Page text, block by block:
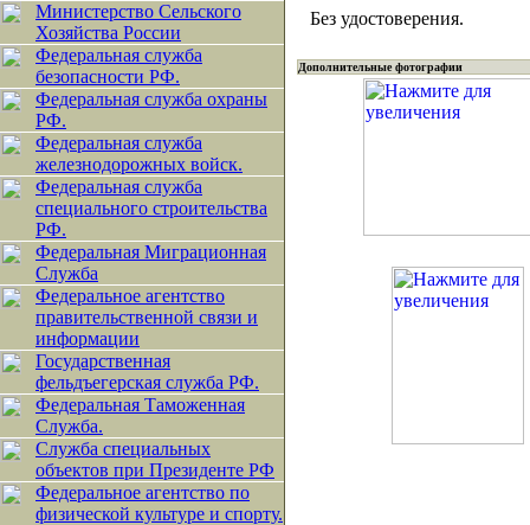
Министерство Сельского
Хозяйства России
Федеральная служба
безопасности РФ.
Федеральная служба охраны
РФ.
Федеральная служба
железнодорожных войск.
Федеральная служба
специального строительства
РФ.
Федеральная Миграционная
Служба
Федеральное агентство
правительственной связи и
информации
Государственная
фельдъегерская служба РФ.
Федеральная Таможенная
Служба.
Служба специальных
объектов при Президенте РФ
Федеральное агентство по
физической культуре и спорту.
Без удостоверения.
Дополнительные фотографии